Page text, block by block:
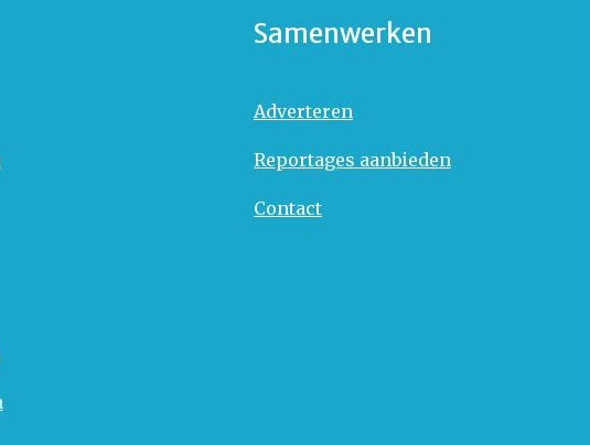
Samenwerken
Adverteren
Reportages aanbieden
Contact